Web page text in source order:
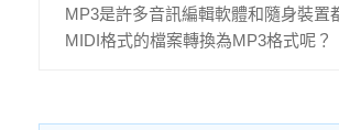
MP3是許多音訊編輯軟體和隨身裝
MIDI格式的檔案轉換為MP3格式呢？